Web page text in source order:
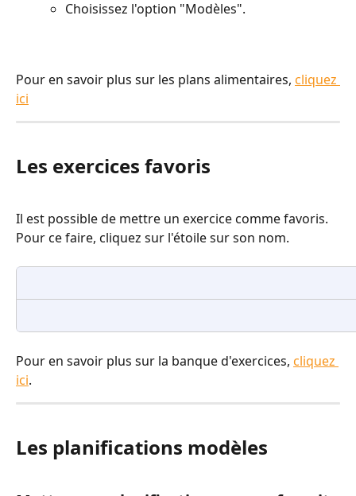
Choisissez l'option "Modèles".
Pour en savoir plus sur les plans alimentaires, cliquez
ici
Les exercices favoris
Il est possible de mettre un exercice comme favoris.
Pour ce faire, cliquez sur l'étoile sur son nom.
Pour en savoir plus sur la banque d'exercices, cliquez
ici.
Les planifications modèles